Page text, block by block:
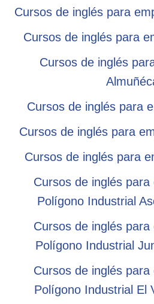
Cursos de inglés para
Cursos de inglés para
Cursos de inglés
Cursos de inglés para
Cursos de inglés para
Cursos de inglés para
Cursos de inglés para
Polígono Industrial
Cursos de inglés para
Polígono Industrial
Cursos de inglés para
Polígono Industrial El